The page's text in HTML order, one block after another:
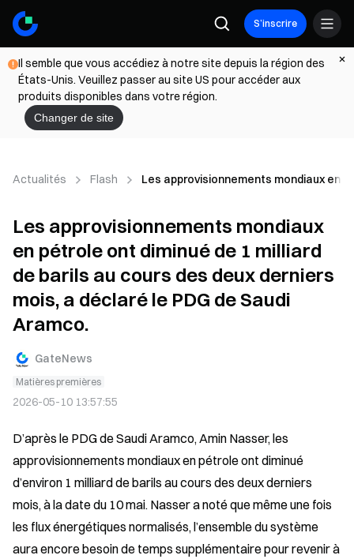
S’inscrire
Il semble que vous accédiez à notre site depuis la région des
États-Unis. Veuillez passer au site US pour accéder aux
produits disponibles dans votre région.
Changer de site
Actualités Flash Les approvisionnements mondiaux en
Les approvisionnements mondiaux
en pétrole ont diminué de 1 milliard
de barils au cours des deux derniers
mois, a déclaré le PDG de Saudi
Aramco.
GateNews
Matières premières
2026-05-10 13:57:55
D’après le PDG de Saudi Aramco, Amin Nasser, les
approvisionnements mondiaux en pétrole ont diminué
d’environ 1 milliard de barils au cours des deux derniers
mois, à la date du 10 mai. Nasser a noté que même une fois
les flux énergétiques normalisés, l’ensemble du système
aura encore besoin de temps supplémentaire pour revenir à